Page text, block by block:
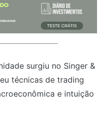
surgiu no Singer &
técnicas de trading
e intuição